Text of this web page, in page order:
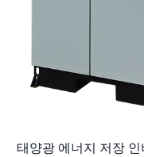
태양광 에너지 저장